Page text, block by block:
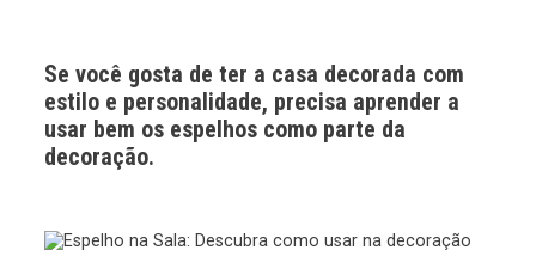
Se você gosta de ter a casa decorada com
estilo e personalidade, precisa aprender a
usar bem os espelhos como parte da
decoração.